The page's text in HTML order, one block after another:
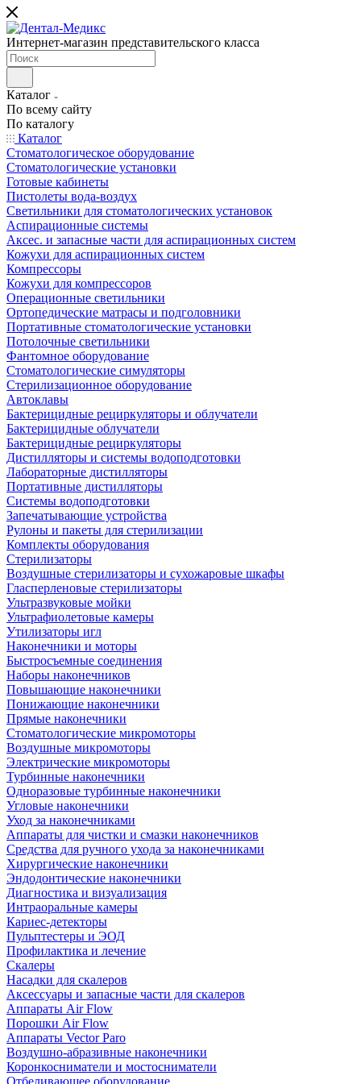
Интернет-магазин представительского класса
Каталог
По всему сайту
По каталогу
Каталог
Стоматологическое оборудование
Стоматологические установки
Готовые кабинеты
Пистолеты вода-воздух
Светильники для стоматологических установок
Аспирационные системы
Аксес. и запасные части для аспирационных систем
Кожухи для аспирационных систем
Компрессоры
Кожухи для компрессоров
Операционные светильники
Ортопедические матрасы и подголовники
Портативные стоматологические установки
Потолочные светильники
Фантомное оборудование
Стоматологические симуляторы
Стерилизационное оборудование
Автоклавы
Бактерицидные рециркуляторы и облучатели
Бактерицидные облучатели
Бактерицидные рециркуляторы
Дистилляторы и системы водоподготовки
Лабораторные дистилляторы
Портативные дистилляторы
Системы водоподготовки
Запечатывающие устройства
Рулоны и пакеты для стерилизации
Комплекты оборудования
Стерилизаторы
Воздушные стерилизаторы и сухожаровые шкафы
Гласперленовые стерилизаторы
Ультразвуковые мойки
Ультрафиолетовые камеры
Утилизаторы игл
Наконечники и моторы
Быстросъемные соединения
Наборы наконечников
Повышающие наконечники
Понижающие наконечники
Прямые наконечники
Стоматологические микромоторы
Воздушные микромоторы
Электрические микромоторы
Турбинные наконечники
Одноразовые турбинные наконечники
Угловые наконечники
Уход за наконечниками
Аппараты для чистки и смазки наконечников
Средства для ручного ухода за наконечниками
Хирургические наконечники
Эндодонтические наконечники
Диагностика и визуализация
Интраоральные камеры
Кариес-детекторы
Пульптестеры и ЭОД
Профилактика и лечение
Скалеры
Насадки для скалеров
Аксессуары и запасные части для скалеров
Аппараты Air Flow
Порошки Air Flow
Аппараты Vector Paro
Воздушно-абразивные наконечники
Коронкосниматели и мостосниматели
Отбеливающее оборудование